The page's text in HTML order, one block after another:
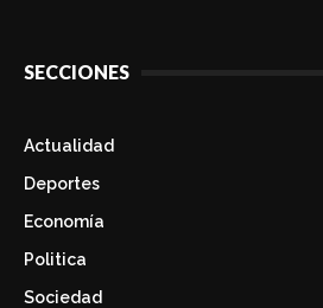
SECCIONES
Actualidad
Deportes
Economía
Politica
Sociedad